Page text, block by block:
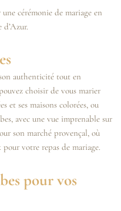
cérémonie de mariage en
authenticité tout en
choisir de vous marier
et ses maisons colorées, ou
avec une vue imprenable sur
son marché provençal, où
votre repas de mariage.
pour vos